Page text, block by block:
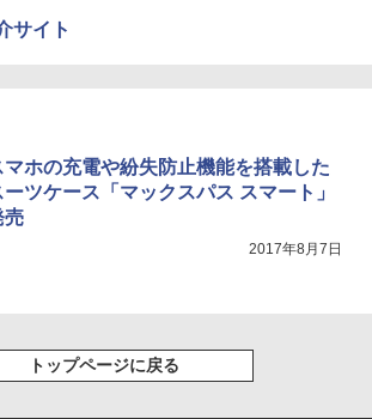
サイト
マホの充電や紛失防止機能を搭載した
ーツケース「マックスパス スマート」
売
2017年8月7日
トップページに戻る